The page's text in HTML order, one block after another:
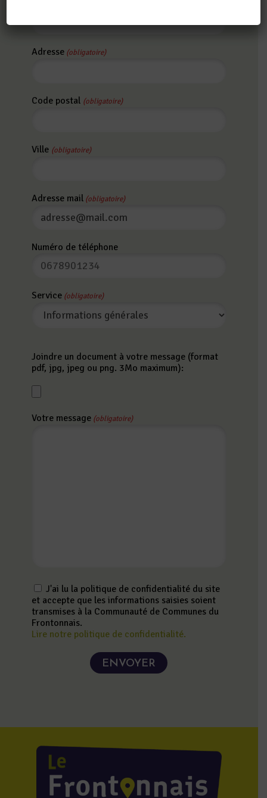
Adresse (obligatoire)
Code postal (obligatoire)
Ville (obligatoire)
Adresse mail (obligatoire)
Numéro de téléphone
Service (obligatoire)
Joindre un document à votre message (format
pdf, jpg, jpeg ou png. 3Mo maximum):
Votre message (obligatoire)
J'ai lu la politique de confidentialité du site
et accepte que les informations saisies soient
transmises à la Communauté de Communes du
Frontonnais.
Lire notre politique de confidentialité.